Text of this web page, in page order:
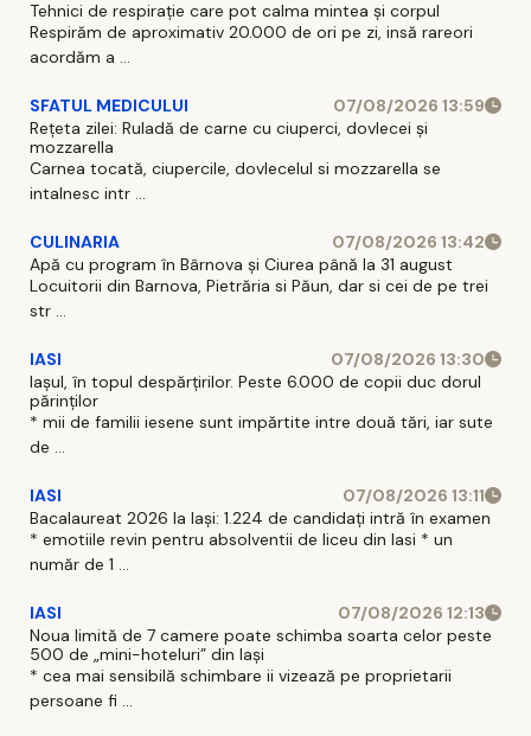
Tehnici de respirație care pot calma mintea și corpul
Respirăm de aproximativ 20.000 de ori pe zi, insă rareori
acordăm a ...
SFATUL MEDICULUI
07/08/2026 13:59
Rețeta zilei: Ruladă de carne cu ciuperci, dovlecei și
mozzarella
Carnea tocată, ciupercile, dovlecelul si mozzarella se
intalnesc intr ...
CULINARIA
07/08/2026 13:42
Apă cu program în Bârnova și Ciurea până la 31 august
Locuitorii din Barnova, Pietrăria si Păun, dar si cei de pe trei
str ...
IASI
07/08/2026 13:30
Iașul, în topul despărțirilor. Peste 6.000 de copii duc dorul
părinților
* mii de familii iesene sunt impărtite intre două tări, iar sute
de ...
IASI
07/08/2026 13:11
Bacalaureat 2026 la Iași: 1.224 de candidați intră în examen
* emotiile revin pentru absolventii de liceu din Iasi * un
număr de 1 ...
IASI
07/08/2026 12:13
Noua limită de 7 camere poate schimba soarta celor peste
500 de „mini-hoteluri” din Iași
* cea mai sensibilă schimbare ii vizează pe proprietarii
persoane fi ...